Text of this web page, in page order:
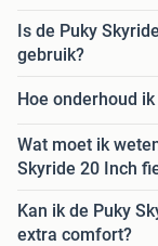
Is de Puky
gebruik?
Hoe onderhoud
Wat moet ik
Skyride 20 Inch
Kan ik de Puky
extra comfort?